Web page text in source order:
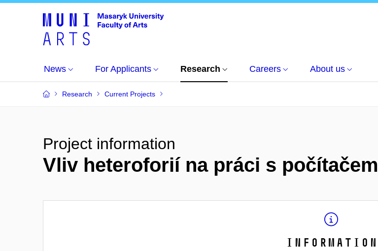
News For Applicants Research Careers About us
Research Current Projects
Project information
Vliv heteroforií na práci s počítačem
Information